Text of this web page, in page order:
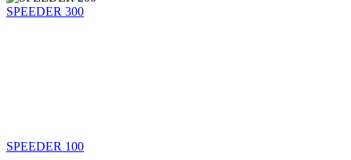
SPEEDER 300
SPEEDER 100